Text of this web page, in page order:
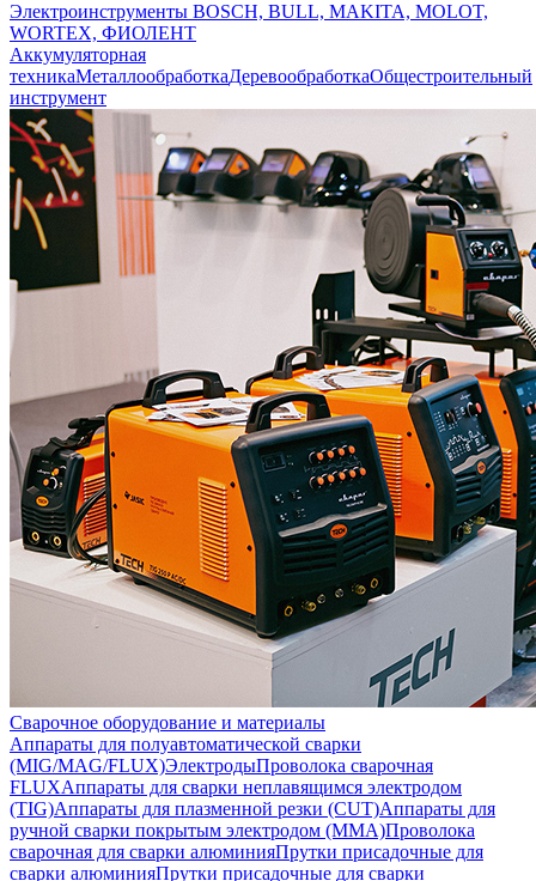
Электроинструменты BOSCH, BULL, MAKITA, MOLOT,
WORTEX, ФИОЛЕНТ
Аккумуляторная
техникаМеталлообработкаДеревообработкаОбщестроительный
инструмент
Сварочное оборудование и материалы
Аппараты для полуавтоматической сварки
(MIG/MAG/FLUX)ЭлектродыПроволока сварочная
FLUXАппараты для сварки неплавящимся электродом
(TIG)Аппараты для плазменной резки (CUT)Аппараты для
ручной сварки покрытым электродом (MMA)Проволока
сварочная для сварки алюминияПрутки присадочные для
сварки алюминияПрутки присадочные для сварки